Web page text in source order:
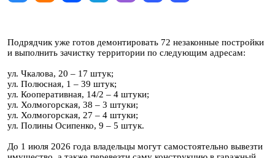
Подрядчик уже готов демонтировать 72 незаконные постройки
и выполнить зачистку территории по следующим адресам:
ул. Чкалова, 20 – 17 штук;
ул. Полюсная, 1 – 39 штук;
ул. Кооперативная, 14/2 – 4 штуки;
ул. Холмогорская, 38 – 3 штуки;
ул. Холмогорская, 27 – 4 штуки;
ул. Полины Осипенко, 9 – 5 штук.
До 1 июля 2026 года владельцы могут самостоятельно вывезти